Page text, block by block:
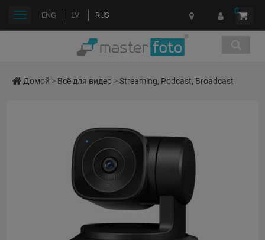
ENG LV RUS 0
Переключить
Домой > Всё для видео >Streaming, Podcast, Broadcast